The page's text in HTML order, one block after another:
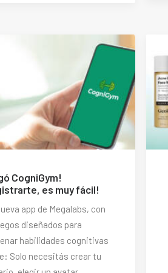
CogniGym!
es muy fácil!
app de Megalabs, con
diseñados para
habilidades cognitivas
Solo necesitás crear tu